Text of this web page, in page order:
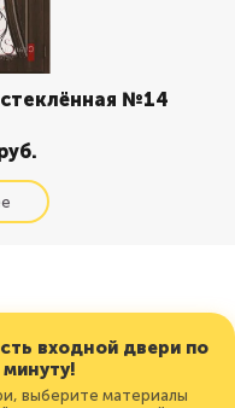
№14
входной двери по
выберите материалы